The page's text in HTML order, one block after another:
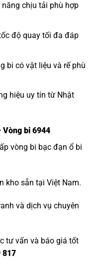
chịu tải phù hợp
độ quay tối đa đáp
bi có vật liệu và rế phù
hiệu uy tín từ Nhật
Vòng bi 6944
vòng bi bạc đạn ổ bi
kho sẵn tại Việt Nam.
và dịch vụ chuyên
tư vấn và báo giá tốt
817